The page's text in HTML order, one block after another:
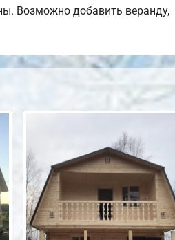
Возможно добавить веранду,